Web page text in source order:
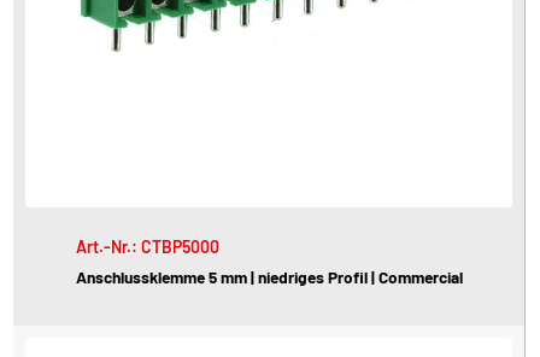
Art.-Nr.: CTBP5000
Anschlussklemme 5 mm | niedriges Profil | Commercial